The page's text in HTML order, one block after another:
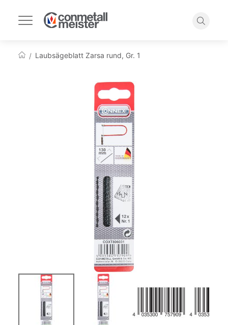
Navigation
umschalten
Suche
StartseiteLaubsägeblatt Zarsa rund, Gr. 1